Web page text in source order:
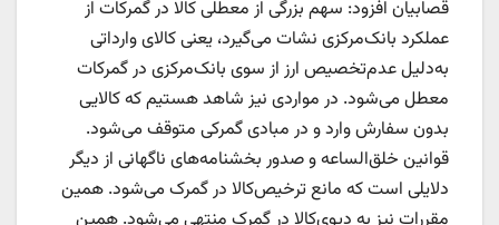
قصابیان افزود: سهم بزرگی از معطلی‌‌‌‌‌ کالا در گمرکات از
عملکرد بانک‌مرکزی نشات می‌گیرد، یعنی کالای وارداتی
به‌دلیل عدم‌تخصیص ارز از سوی بانک‌مرکزی در گمرکات
معطل می‌شود. در مواردی نیز شاهد هستیم که کالایی
بدون سفارش وارد و در مبادی گمرکی متوقف می‌شود.
قوانین خلق‌الساعه و صدور بخشنامه‌‌‌‌‌های ناگهانی از دیگر
دلایلی است که مانع ترخیص‌کالا در گمرک می‌شود. همین